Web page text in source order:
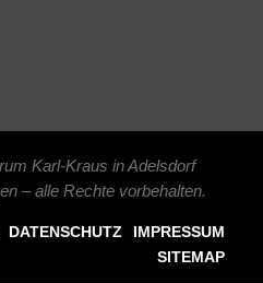
Karl-Kraus in Adelsdorf
– alle Rechte vorbehalten.
DATENSCHUTZ
IMPRESSUM
SITEMAP